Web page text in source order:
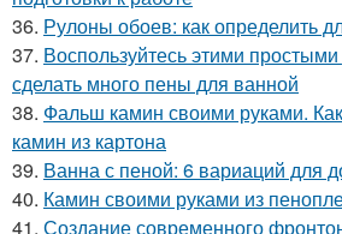
36. Рулоны обоев: как определить
37. Воспользуйтесь этими
сделать много пены для ванной
38. Фальш камин своими руками.
камин из картона
39. Ванна с пеной: 6 вариаций для
40. Камин своими руками из
41. Создание современного